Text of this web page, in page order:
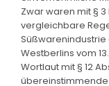
Zwar waren mit § 3
vergleichbare
Westberlins vom
Wortlaut mit § 12